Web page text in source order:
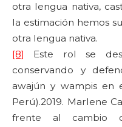
otra lengua nativa,
la estimación hemos
otra lengua nativa.
[8]
Este rol se
conservando y
awajún y wampis en
Perú).2019. Marlene
frente al cambio